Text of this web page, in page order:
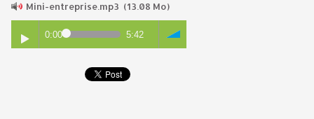
Mini-entreprise.mp3 (13.08 Mo)
0:00 5:42